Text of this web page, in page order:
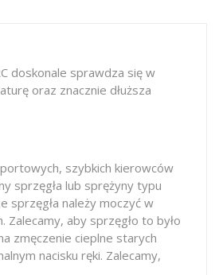
doskonale sprawdza się w
oraz znacznie dłuższa
szybkich kierowców
sprzęgła lub sprężyny typu
sprzęgła należy moczyć w
aby sprzęgło to było
zmęczenie cieplne starych
nacisku ręki. Zalecamy,